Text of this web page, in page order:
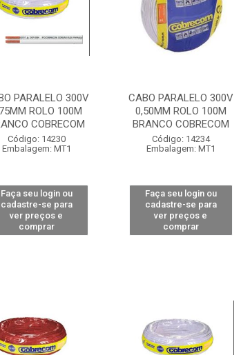
PARALELO 300V
ROLO 100M
COBRECOM
Código: 14230
Embalagem: MT1
Faça seu login ou
cadastre-se para
ver preços e
comprar
CABO PARALELO 300V
0,50MM ROLO 100M
BRANCO COBRECOM
Código: 14234
Embalagem: MT1
Faça seu login ou
cadastre-se para
ver preços e
comprar